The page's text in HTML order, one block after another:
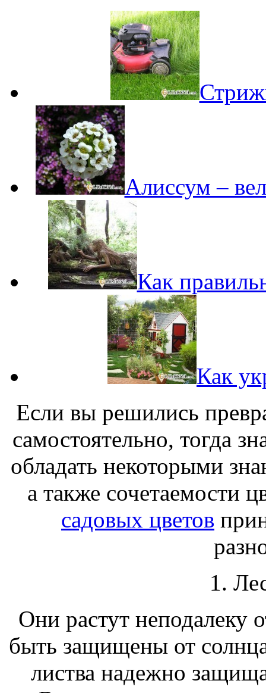
Алиссум –
Как
Как
Если вы решились
самостоятельно, тогда
обладать некоторыми
а также сочетаемости
садовых цветов
1.
Они растут неподалеку
быть защищены от
листва надежно